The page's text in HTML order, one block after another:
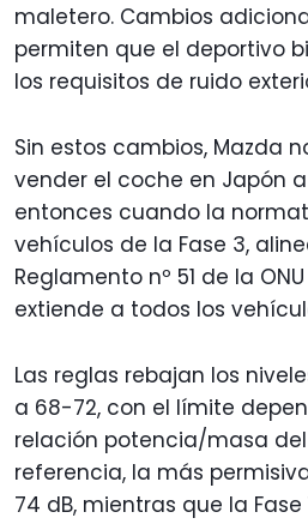
maletero. Cambios
permiten que el deportivo
los requisitos de ruido
Sin estos cambios, Mazda
vender el coche en Japón a
entonces cuando la
vehículos de la Fase 3,
Reglamento nº 51 de la
extiende a todos los
Las reglas rebajan los
a 68-72, con el límite
relación potencia/masa
referencia, la más
74 dB, mientras que la